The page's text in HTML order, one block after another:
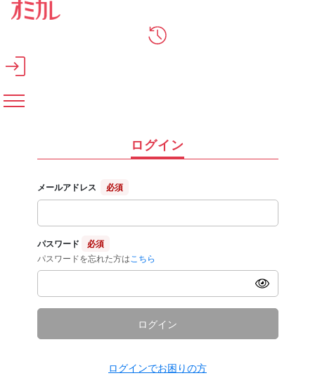
メインコンテンツへスキップ
ログイン
メールアドレス 必須
パスワード
必須
パスワードを忘れた方は こちら
ログイン
ログインでお困りの方